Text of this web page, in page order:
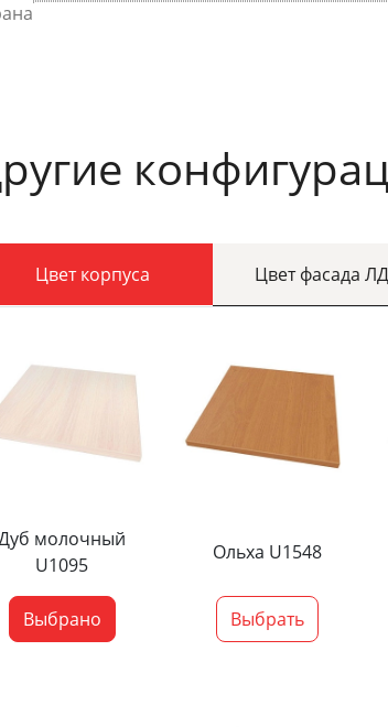
Цвет корпуса Цвет фасада
молочный
U1095
Выбрано
Ольха U1548
Выбрать